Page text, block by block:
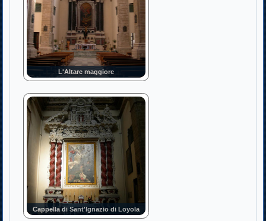
L'Altare maggiore
Cappella di Sant'Ignazio di Loyola